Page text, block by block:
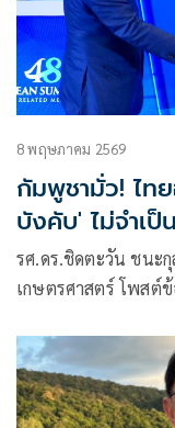
8 พฤษภาคม 2569
กัมพูชามั่ว! ไท
บังคับ' ไม่จำเป็น
รศ.ดร.ชิดตะวัน ชนะ
เกษตรศาสตร์ โพสต์